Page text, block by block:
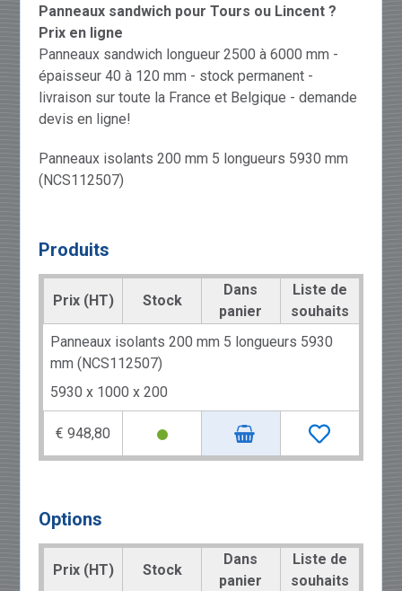
Panneaux sandwich pour Tours ou Lincent ?
Prix en ligne
Panneaux sandwich longueur 2500 à 6000 mm -
épaisseur 40 à 120 mm - stock permanent -
livraison sur toute la France et Belgique - demande
devis en ligne!
Panneaux isolants 200 mm 5 longueurs 5930 mm
(NCS112507)
Produits
Prix (HT) Stock
Dans
panier
Liste de
souhaits
Panneaux isolants 200 mm 5 longueurs 5930
mm (NCS112507)
5930 x 1000 x 200
€ 948,80
Options
Prix (HT) Stock
Dans
panier
Liste de
souhaits